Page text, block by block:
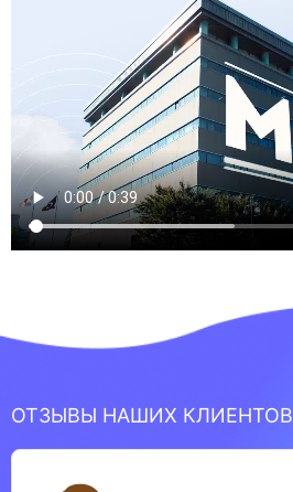
ОТЗЫВЫ НАШИХ КЛИЕНТОВ